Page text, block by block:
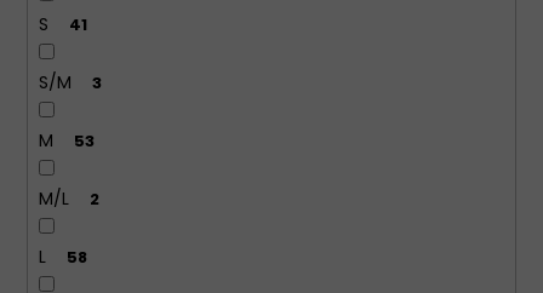
S 41
S/M 3
M 53
M/L 2
L 58